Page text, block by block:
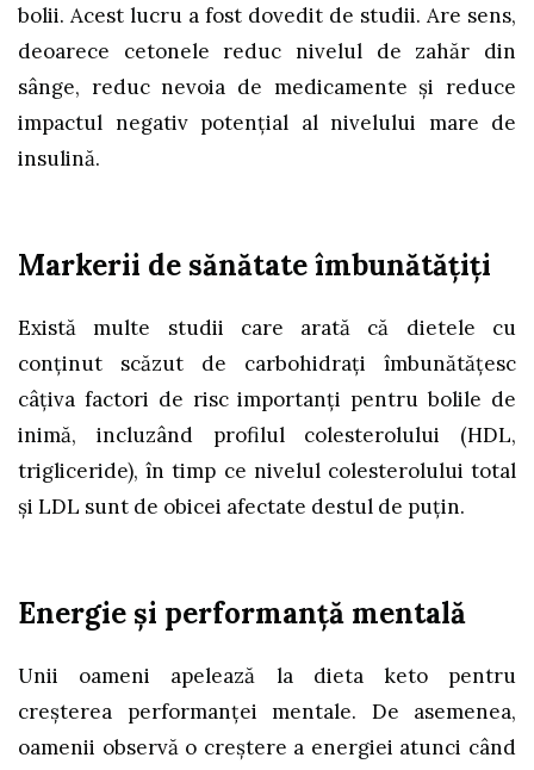
bolii. Acest lucru a fost dovedit de studii. Are sens,
deoarece cetonele reduc nivelul de zahăr din
sânge, reduc nevoia de medicamente şi reduce
impactul negativ potenţial al nivelului mare de
insulină.
Markerii de sănătate îmbunătăţiţi
Există multe studii care arată că dietele cu
conținut scăzut de carbohidrați îmbunătățesc
câțiva factori de risc importanți pentru bolile de
inimă, incluzând profilul colesterolului (HDL,
trigliceride), în timp ce nivelul colesterolului total
și LDL sunt de obicei afectate destul de puţin.
Energie şi performanţă mentală
Unii oameni apelează la dieta keto pentru
creşterea performanţei mentale. De asemenea,
oamenii observă o creştere a energiei atunci când